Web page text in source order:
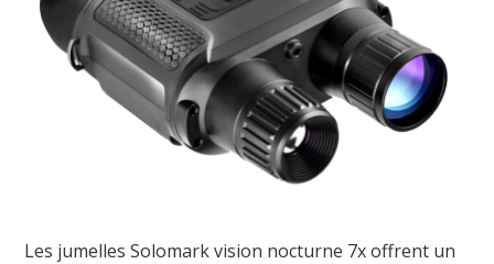
Les jumelles Solomark vision nocturne 7x offrent un